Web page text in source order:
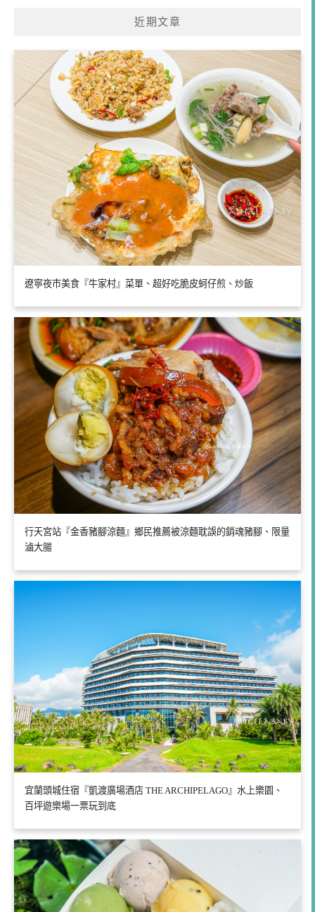
近期文章
遼寧夜市美食『牛家村』菜單、超好吃脆皮蚵仔煎、炒飯
行天宮站『金香豬腳涼麵』鄉民推薦被涼麵耽誤的銷魂豬腳、限量
滷大腸
宜蘭頭城住宿『凱渡廣場酒店 THE ARCHIPELAGO』水上樂園、
百坪遊樂場一票玩到底